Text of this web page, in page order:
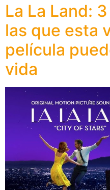
La La Land:
las que esta
película
vida